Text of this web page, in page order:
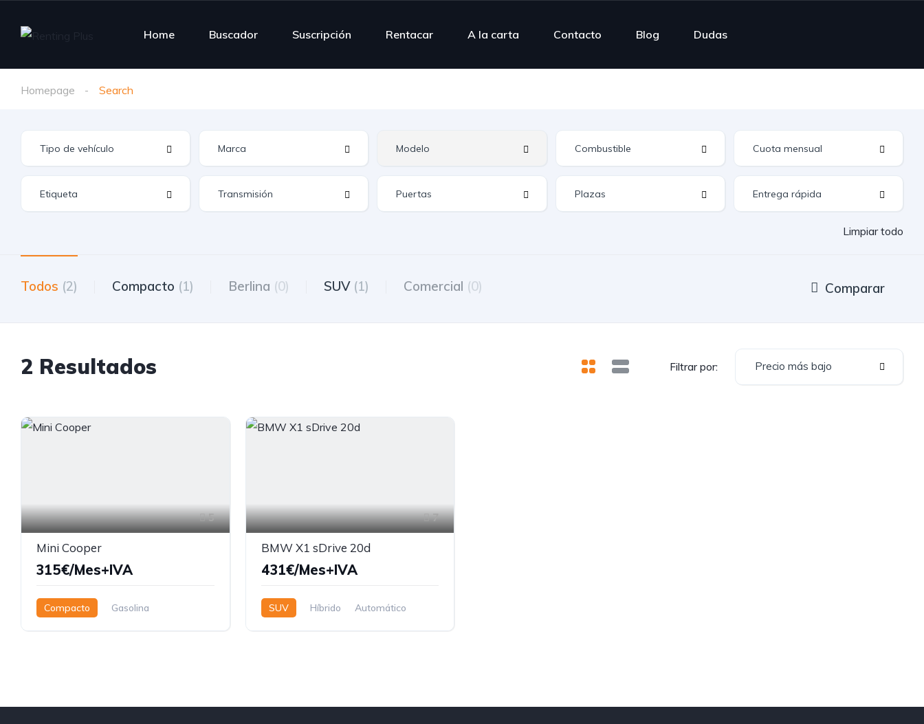
Home Buscador Suscripción Rentacar A la carta Contacto Blog Dudas
Homepage Search
Limpiar todo
Todos (2) Compacto (1) Berlina (0) SUV (1) Comercial (0) Comparar
2 Resultados Filtrar por: Precio más bajo
5
Mini Cooper
315€/Mes+IVA
Compacto
Gasolina
7
BMW X1 sDrive 20d
431€/Mes+IVA
SUV Híbrido Automático